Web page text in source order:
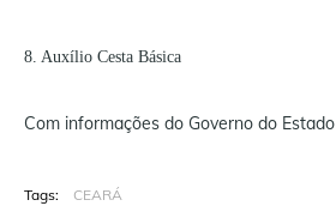
8. Auxílio Cesta Básica
Com informações do Governo do Estado
Tags: CEARÁ